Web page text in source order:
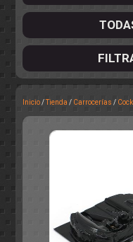
Inicio/Tienda / Carrocerías /